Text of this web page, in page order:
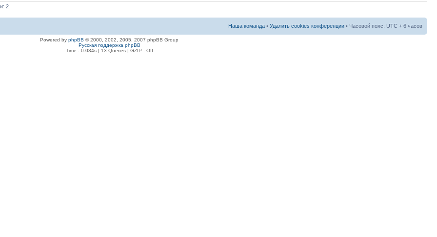
2
Наша команда • Удалить cookies конференции • Часовой пояс: UTC + 6 часов
Powered by phpBB © 2000, 2002, 2005, 2007 phpBB Group
Русская поддержка phpBB
Time : 0.034s | 13 Queries | GZIP : Off